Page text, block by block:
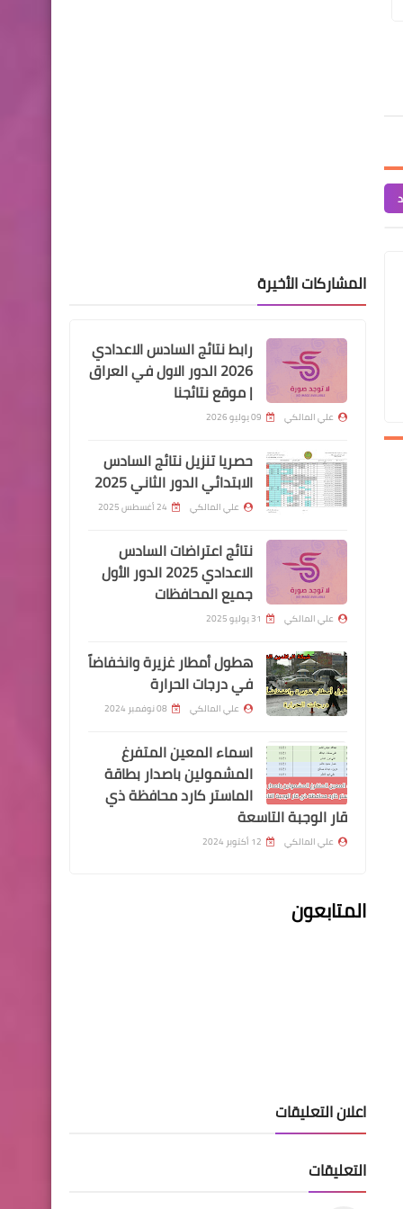
اندرويد
تطبيق نار للاندرويد سارع
بتحميل تطبيق قبل الحذف
اخبار العامة
اسعار صرف الدولار اليوم في
بورصة الكفاح
اسماء االرعاية الاجتماعية
رسميا رئيس هيئة الحماية
للرجل و٣٢٥ للمرأة ورابط
الاستمارة الاسبوع المقبل
اسماء االرعاية الاجتماعية
موجة حارة ربيعية وارتفاع
المشاركات الأخيرة
رابط نتائج السادس الاعدادي
2026 الدور الاول في العراق
| موقع نتائجنا
علي المالكي 09 يوليو 2026
حصريا تنزيل نتائج السادس
الابتدائي الدور الثاني 2025
علي المالكي 24 أغسطس 2025
نتائج اعتراضات السادس
الاعدادي 2025 الدور الأول
جميع المحافظات
علي المالكي 31 يوليو 2025
هطول أمطار غزيرة وانخفاضاً
في درجات الحرارة
علي المالكي 08 نوفمبر 2024
اسماء المعين المتفرغ
المشمولين باصدار بطاقة
الماستر كارد محافظة ذي
قار الوجبة التاسعة
علي المالكي 12 أكتوبر 2024
المتابعون
اعلان التعليقات
التعليقات